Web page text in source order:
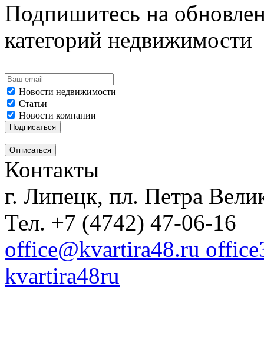
Подпишитесь на
категорий недвижимости
Новости недвижимости
Статьи
Новости компании
Контакты
г. Липецк, пл. Петра
Тел. +7 (4742) 47-06-16
office@kvartira48.ru
kvartira48ru